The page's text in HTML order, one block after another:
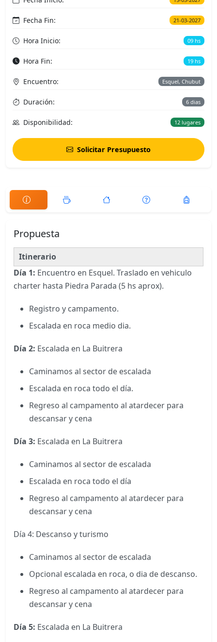
Fecha Fin: 21-03-2027
Hora Inicio: 09 hs
Hora Fin: 19 hs
Encuentro: Esquel, Chubut
Duración: 6 dias
Disponibilidad: 12 lugares
Solicitar Presupuesto
Propuesta
Itinerario
Día 1: Encuentro en Esquel. Traslado en vehiculo
charter hasta Piedra Parada (5 hs aprox).
Registro y campamento.
Escalada en roca medio dia.
Día 2: Escalada en La Buitrera
Caminamos al sector de escalada
Escalada en roca todo el día.
Regreso al campamento al atardecer para
descansar y cena
Día 3: Escalada en La Buitrera
Caminamos al sector de escalada
Escalada en roca todo el día
Regreso al campamento al atardecer para
descansar y cena
Día 4: Descanso y turismo
Caminamos al sector de escalada
Opcional escalada en roca, o dia de descanso.
Regreso al campamento al atardecer para
descansar y cena
Día 5: Escalada en La Buitrera